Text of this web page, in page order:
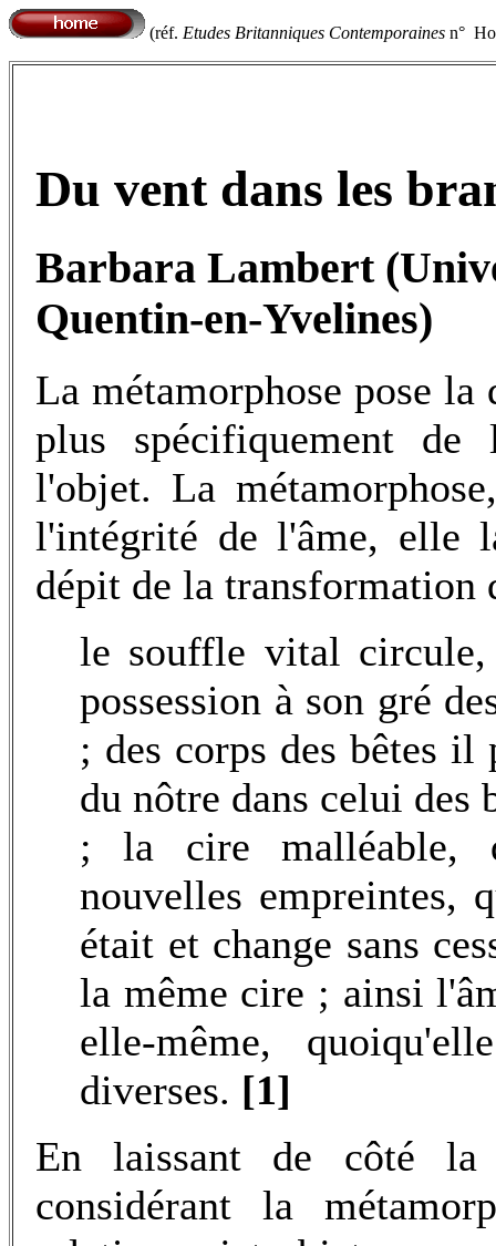
(réf. Etudes Britanniques Contemporaines n°
Du vent dans les
Barbara Lambert
Quentin-en-Yvelines)
La métamorphose pose
plus spécifiquement
l'objet. La
l'intégrité de l'âme, elle
dépit de la
le souffle vital
possession à son gré
; des corps des bêtes il
du nôtre dans celui des
; la cire malléable,
nouvelles empreintes,
était et change sans
la même cire ; ainsi
elle-même,
diverses. [1]
En laissant de côté
considérant la